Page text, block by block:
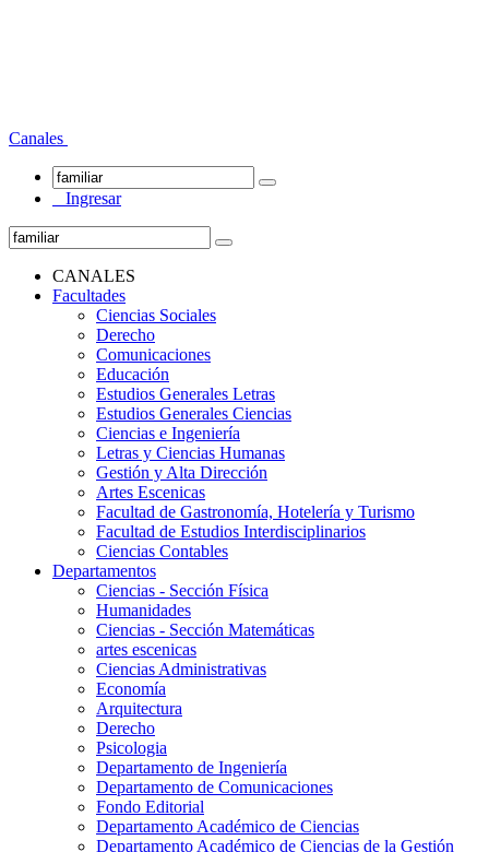
Canales
Ingresar
CANALES
Facultades
Ciencias Sociales
Derecho
Comunicaciones
Educación
Estudios Generales Letras
Estudios Generales Ciencias
Ciencias e Ingeniería
Letras y Ciencias Humanas
Gestión y Alta Dirección
Artes Escenicas
Facultad de Gastronomía, Hotelería y Turismo
Facultad de Estudios Interdisciplinarios
Ciencias Contables
Departamentos
Ciencias - Sección Física
Humanidades
Ciencias - Sección Matemáticas
artes escenicas
Ciencias Administrativas
Economía
Arquitectura
Derecho
Psicologia
Departamento de Ingeniería
Departamento de Comunicaciones
Fondo Editorial
Departamento Académico de Ciencias
Departamento Académico de Ciencias de la Gestión